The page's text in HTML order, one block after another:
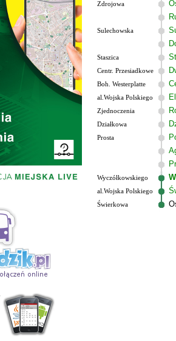
Zdrojowa
Sulechowska
Staszica
Centr. Przesiadkowe
Boh. Westerplatte
al.Wojska Polskiego
Zjednoczenia
Działkowa
Prosta
Wyczółkowskiego
al.Wojska Polskiego
Świerkowa